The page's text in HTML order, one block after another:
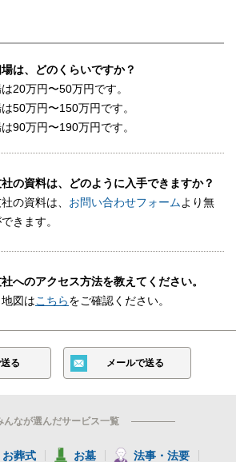
は、どのくらいですか？
20万円〜50万円です。
50万円〜150万円です。
90万円〜190万円です。
の資料は、どのように入手できますか？
の資料は、 お問い合わせフォームより無
きます。
へのアクセス方法を教えてください。
図はこちらをご確認ください。
る メールで送る
んなが選んだサービス一覧
お葬式 お墓 法事・法要